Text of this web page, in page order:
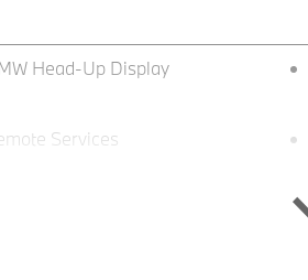
Head-Up Display
Services